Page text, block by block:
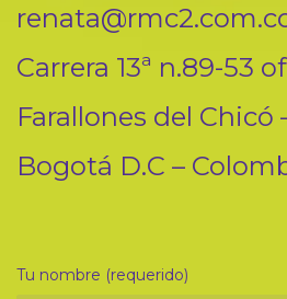
Carrera 13ª n.89-53
Farallones del Chicó
Bogotá D.C –
Tu nombre (requerido)